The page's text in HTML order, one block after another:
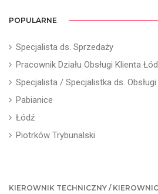
POPULARNE
Specjalista ds. Sprzedaży
Pracownik Działu Obsługi Klienta
Specjalista / Specjalistka ds. Obsługi
Pabianice
Łódź
Piotrków Trybunalski
KIEROWNIK TECHNICZNY /